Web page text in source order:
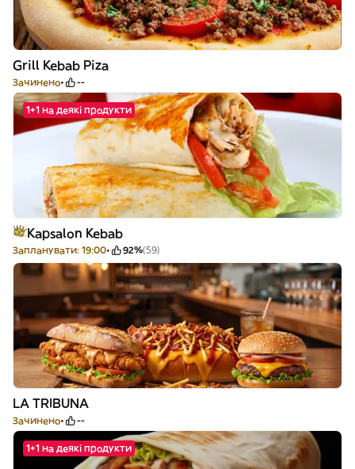
Grill Kebab Piza
Зачинено --
1+1 на деякі продукти
Kapsalon Kebab
Запланувати: 19:00 92%(59)
LA TRIBUNA
Зачинено --
1+1 на деякі продукти